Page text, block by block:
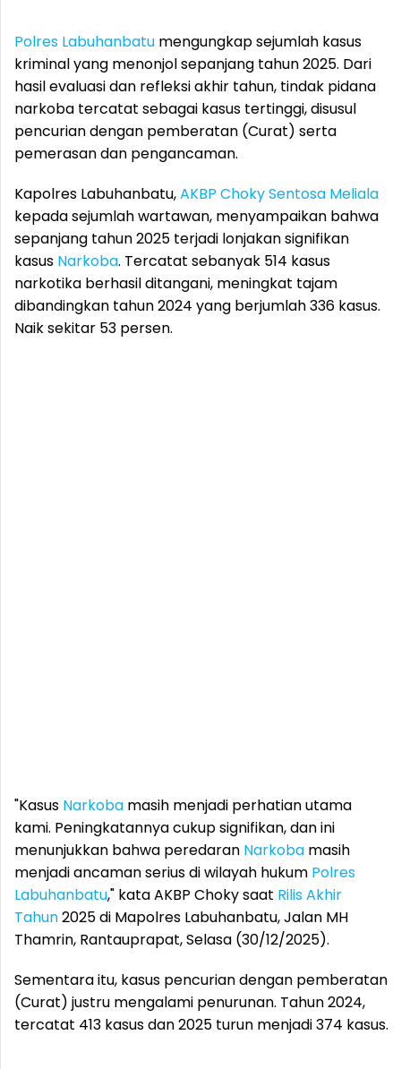
Polres Labuhanbatu mengungkap sejumlah kasus
kriminal yang menonjol sepanjang tahun 2025. Dari
hasil evaluasi dan refleksi akhir tahun, tindak pidana
narkoba tercatat sebagai kasus tertinggi, disusul
pencurian dengan pemberatan (Curat) serta
pemerasan dan pengancaman.
Kapolres Labuhanbatu,AKBP Choky Sentosa Meliala
kepada sejumlah wartawan, menyampaikan bahwa
sepanjang tahun 2025 terjadi lonjakan signifikan
kasus Narkoba. Tercatat sebanyak 514 kasus
narkotika berhasil ditangani, meningkat tajam
dibandingkan tahun 2024 yang berjumlah 336 kasus.
Naik sekitar 53 persen.
"Kasus Narkoba masih menjadi perhatian utama
kami. Peningkatannya cukup signifikan, dan ini
menunjukkan bahwa peredaran Narkoba masih
menjadi ancaman serius di wilayah hukum Polres
Labuhanbatu," kata AKBP Choky saat Rilis Akhir
Tahun2025 di Mapolres Labuhanbatu, Jalan MH
Thamrin, Rantauprapat, Selasa (30/12/2025).
Sementara itu, kasus pencurian dengan pemberatan
(Curat) justru mengalami penurunan. Tahun 2024,
tercatat 413 kasus dan 2025 turun menjadi 374 kasus.